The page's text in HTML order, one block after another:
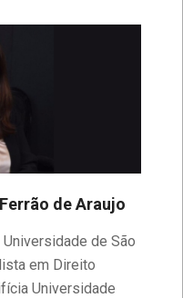
de Araujo
de São
em Direito
Universidade